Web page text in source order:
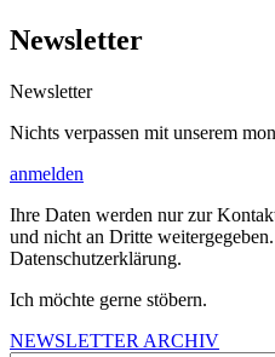
Newsletter
Newsletter
Nichts verpassen mit unserem
anmelden
Ihre Daten werden nur zur
und nicht an Dritte
Datenschutzerklärung.
Ich möchte gerne stöbern.
NEWSLETTER ARCHIV